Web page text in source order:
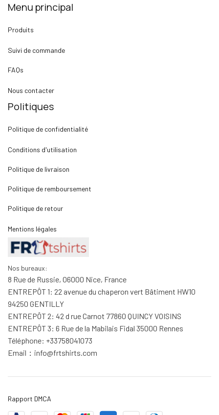
Menu principal
Produits
Suivi de commande
FAQs
Nous contacter
Politiques
Politique de confidentialité
Conditions d'utilisation
Politique de livraison
Politique de remboursement
Politique de retour
Mentions légales
Nos bureaux:
8 Rue de Russie, 06000 Nice, France
ENTREPÔT 1: 22 avenue du chaperon vert Bâtiment HW10
94250 GENTILLY
ENTREPÔT 2: 42 d rue Carnot 77860 QUINCY VOISINS
ENTREPÔT 3: 6 Rue de la Mabilais Fidal 35000 Rennes
Téléphone: +33758041073
Email： info@frtshirts.com
Rapport DMCA